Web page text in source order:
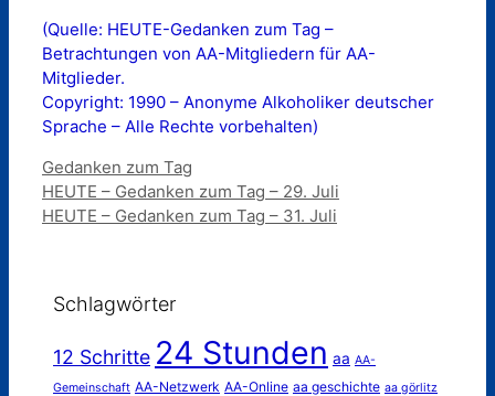
(Quelle: HEUTE-Gedanken zum Tag –
Betrachtungen von AA-Mitgliedern für AA-
Mitglieder.
Copyright: 1990 – Anonyme Alkoholiker deutscher
Sprache – Alle Rechte vorbehalten)
Kategorien
Gedanken zum Tag
HEUTE – Gedanken zum Tag – 29. Juli
HEUTE – Gedanken zum Tag – 31. Juli
Schlagwörter
12 Schritte 24 Stunden aa AA-
Gemeinschaft AA-Netzwerk AA-Online aa geschichte aa görlitz